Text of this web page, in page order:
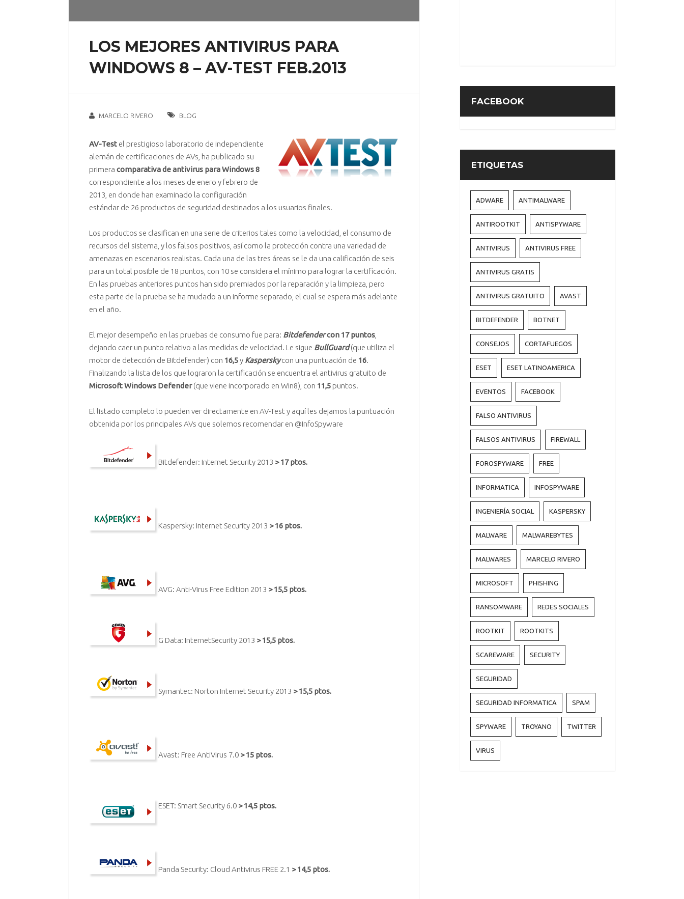
LOS MEJORES ANTIVIRUS PARA
WINDOWS 8 – AV-TEST FEB.2013
MARCELO RIVERO BLOG
AV-Test el prestigioso laboratorio de independiente
alemán de certificaciones de AVs, ha publicado su
primera comparativa de antivirus para Windows 8
correspondiente a los meses de enero y febrero de
2013, en donde han examinado la configuración
estándar de 26 productos de seguridad destinados a los usuarios finales.
Los productos se clasifican en una serie de criterios tales como la velocidad, el consumo de
recursos del sistema, y ​​los falsos positivos, así como la protección contra una variedad de
amenazas en escenarios realistas. Cada una de las tres áreas se le da una calificación de seis
para un total posible de 18 puntos, con 10 se considera el mínimo para lograr la certificación.
En las pruebas anteriores puntos han sido premiados por la reparación y la limpieza, pero
esta parte de la prueba se ha mudado a un informe separado, el cual se espera más adelante
en el año.
El mejor desempeño en las pruebas de consumo fue para: Bitdefendercon 17 puntos
dejando caer un punto relativo a las medidas de velocidad. Le sigue BullGuard(que utiliza el
motor de detección de Bitdefender) con 16,5y Kaspersky con una puntuación de 16.
Finalizando la lista de los que lograron la certificación se encuentra el antivirus gratuito de
Microsoft Windows Defender(que viene incorporado en Win8), con 11,5 puntos.
El listado completo lo pueden ver directamente en AV-Test y aquí les dejamos la puntuación
obtenida por los principales AVs que solemos recomendar en @InfoSpyware
Bitdefender: Internet Security 2013 > 17 ptos.
Kaspersky: Internet Security 2013 > 16 ptos.
AVG: Anti-Virus Free Edition 2013 > 15,5 ptos.
G Data: InternetSecurity 2013 > 15,5 ptos.
Symantec: Norton Internet Security 2013 > 15,5 ptos.
Avast: Free AntiVirus 7.0 > 15 ptos.
ESET: Smart Security 6.0 > 14,5 ptos.
Panda Security: Cloud Antivirus FREE 2.1 > 14,5 ptos.
FACEBOOK
ETIQUETAS
ADWARE ANTIMALWARE
ANTIROOTKIT ANTISPYWARE
ANTIVIRUS ANTIVIRUS FREE
ANTIVIRUS GRATIS
ANTIVIRUS GRATUITO AVAST
BITDEFENDER BOTNET
CONSEJOS CORTAFUEGOS
ESET ESET LATINOAMERICA
EVENTOS FACEBOOK
FALSO ANTIVIRUS
FALSOS ANTIVIRUS FIREWALL
FOROSPYWARE FREE
INFORMATICA INFOSPYWARE
INGENIERÍA SOCIAL KASPERSKY
MALWARE MALWAREBYTES
MALWARES MARCELO RIVERO
MICROSOFT PHISHING
RANSOMWARE REDES SOCIALES
ROOTKIT ROOTKITS
SCAREWARE SECURITY
SEGURIDAD
SEGURIDAD INFORMATICA SPAM
SPYWARE TROYANO TWITTER
VIRUS